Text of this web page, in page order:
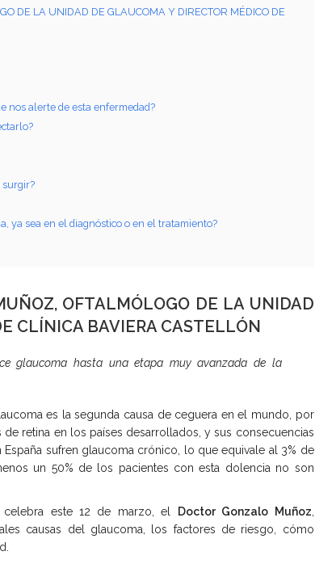
DE LA UNIDAD DE GLAUCOMA Y DIRECTOR MÉDICO DE
nos alerte de esta enfermedad?
surgir?
ya sea en el diagnóstico o en el tratamiento?
OFTALMÓLOGO DE LA UNIDAD
CLÍNICA BAVIERA CASTELLÓN
glaucoma hasta una etapa muy avanzada de la
es la segunda causa de ceguera en el mundo, por
retina en los países desarrollados, y sus consecuencias
sufren glaucoma crónico, lo que equivale al 3% de
un 50% de los pacientes con esta dolencia no son
celebra este 12 de marzo, el Doctor Gonzalo Muñoz
causas del glaucoma, los factores de riesgo, cómo